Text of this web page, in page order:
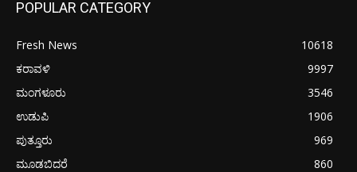
POPULAR CATEGORY
Fresh News
10618
ಕರಾವಳಿ
9997
ಮಂಗಳೂರು
3546
ಉಡುಪಿ
1906
ಪುತ್ತೂರು
969
ಮೂಡಬಿದರೆ
860